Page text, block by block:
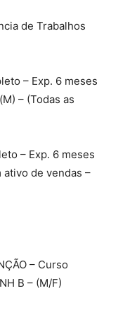
de Trabalhos
– Exp. 6 meses
– (Todas as
– Exp. 6 meses
ativo de vendas –
– Curso
B – (M/F)